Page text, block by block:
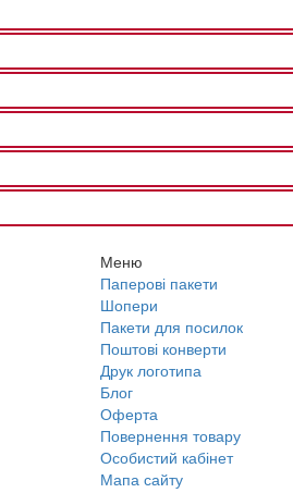
Меню
Паперові пакети
Шопери
Пакети для посилок
Поштові конверти
Друк логотипа
Блог
Оферта
Повернення товару
Особистий кабінет
Мапа сайту